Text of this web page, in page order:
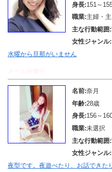
身長:151～
職業:主婦・
主な行動範囲:
女性ジャンル:
水曜から旦那がいません
名前:奈月
年齢:28歳
身長:156～
職業:未選択
主な行動範囲:
女性ジャンル:
夜型です。夜遊べたり、お話できた